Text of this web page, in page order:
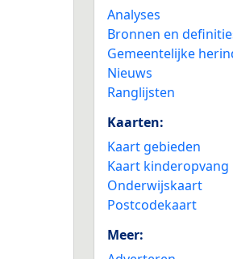
Analyses
Bronnen en
Gemeentelijke
Nieuws
Ranglijsten
Kaarten:
Kaart gebieden
Kaart kinderopvang
Onderwijskaart
Postcodekaart
Meer: